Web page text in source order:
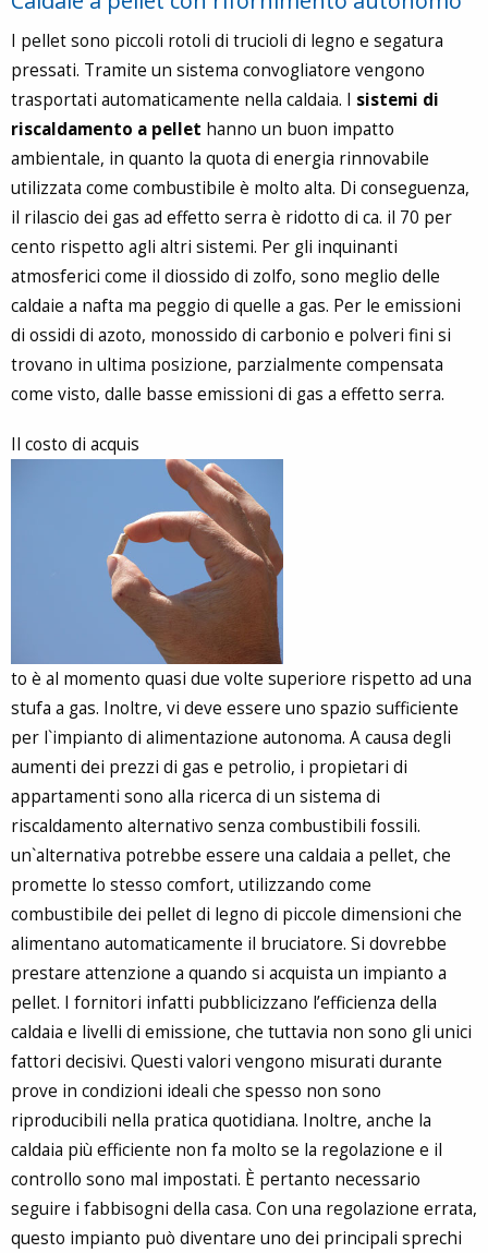
I pellet sono piccoli rotoli di trucioli di legno e segatura
pressati. Tramite un sistema convogliatore vengono
trasportati automaticamente nella caldaia. I sistemi di
riscaldamento a pellet hanno un buon impatto
ambientale, in quanto la quota di energia rinnovabile
utilizzata come combustibile è molto alta. Di conseguenza,
il rilascio dei gas ad effetto serra è ridotto di ca. il 70 per
cento rispetto agli altri sistemi. Per gli inquinanti
atmosferici come il diossido di zolfo, sono meglio delle
caldaie a nafta ma peggio di quelle a gas. Per le emissioni
di ossidi di azoto, monossido di carbonio e polveri fini si
trovano in ultima posizione, parzialmente compensata
come visto, dalle basse emissioni di gas a effetto serra.
Il costo di acquis
to è al momento quasi due volte superiore rispetto ad una
stufa a gas. Inoltre, vi deve essere uno spazio sufficiente
per l`impianto di alimentazione autonoma. A causa degli
aumenti dei prezzi di gas e petrolio, i propietari di
appartamenti sono alla ricerca di un sistema di
riscaldamento alternativo senza combustibili fossili.
un`alternativa potrebbe essere una caldaia a pellet, che
promette lo stesso comfort, utilizzando come
combustibile dei pellet di legno di piccole dimensioni che
alimentano automaticamente il bruciatore. Si dovrebbe
prestare attenzione a quando si acquista un impianto a
pellet. I fornitori infatti pubblicizzano l’efficienza della
caldaia e livelli di emissione, che tuttavia non sono gli unici
fattori decisivi. Questi valori vengono misurati durante
prove in condizioni ideali che spesso non sono
riproducibili nella pratica quotidiana. Inoltre, anche la
caldaia più efficiente non fa molto se la regolazione e il
controllo sono mal impostati. È pertanto necessario
seguire i fabbisogni della casa. Con una regolazione errata,
questo impianto può diventare uno dei principali sprechi